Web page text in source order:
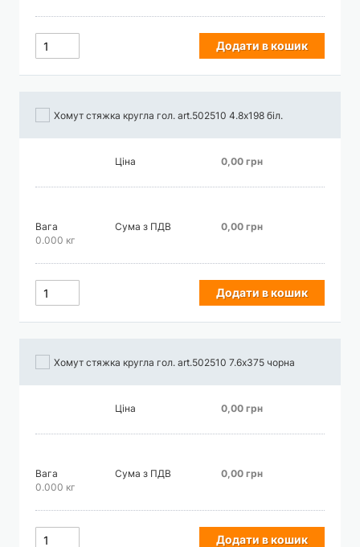
Додати в кошик
Хомут стяжка кругла гол. art.502510 4.8х198 біл.
Ціна 0,00 грн
Вага
0.000 кг
Сума з ПДВ 0,00 грн
Додати в кошик
Хомут стяжка кругла гол. art.502510 7.6х375 чорна
Ціна 0,00 грн
Вага
0.000 кг
Сума з ПДВ 0,00 грн
Додати в кошик